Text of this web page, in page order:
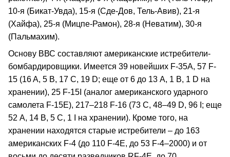
10-я (Бикат-Увда), 15-я (Сде-Дов, Тель-Авив), 21-я
(Хайфа), 25-я (Мицпе-Рамон), 28-я (Неватим), 30-я
(Пальмахим).
Основу ВВС составляют американские истребители-
бомбардировщики. Имеется 39 новейших F-35А, 57 F-
15 (16 A, 5 B, 17 C, 19 D; еще от 6 до 13 А, 1 В, 1 D на
хранении), 25 F-15I (аналог американского ударного
самолета F-15Е), 217–218 F-16 (73 C, 48–49 D, 96 I; еще
52 A, 14 B, 5 С, 1 I на хранении). Кроме того, на
хранении находятся старые истребители – до 163
американских F-4 (до 110 F-4E, до 53 F-4–2000) и от